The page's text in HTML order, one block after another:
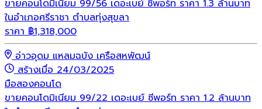
ขายคอนโดมิเนียม 99/56 เดอะเบย์ ซีพอร์ท ราคา 1.3 ล้านบาท
ในอำเภอศรีราชา ตำบลทุ่งสุขลา
ราคา ฿1,318,000
อ่าวอุดม แหลมฉบัง เครือสหพัฒน์
สร้างเมื่อ 24/03/2025
มือสองคอนโด
ขายคอนโดมิเนียม 99/22 เดอะเบย์ ซีพอร์ท ราคา 1.2 ล้านบาท